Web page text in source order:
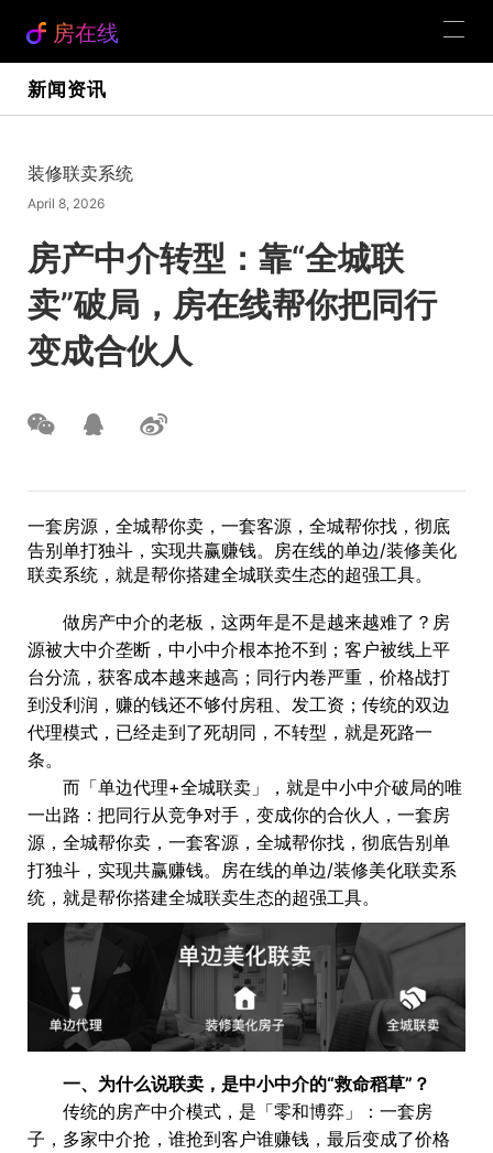
房在线
新闻资讯
装修联卖系统
April 8, 2026
房产中介转型：靠“全城联
卖”破局，房在线帮你把同行
变成合伙人
一套房源，全城帮你卖，一套客源，全城帮你找，彻底
告别单打独斗，实现共赢赚钱。房在线的单边/装修美化
联卖系统，就是帮你搭建全城联卖生态的超强工具。
做房产中介的老板，这两年是不是越来越难了？房
源被大中介垄断，中小中介根本抢不到；客户被线上平
台分流，获客成本越来越高；同行内卷严重，价格战打
到没利润，赚的钱还不够付房租、发工资；传统的双边
代理模式，已经走到了死胡同，不转型，就是死路一
条。
而「单边代理+全城联卖」，就是中小中介破局的唯
一出路：把同行从竞争对手，变成你的合伙人，一套房
源，全城帮你卖，一套客源，全城帮你找，彻底告别单
打独斗，实现共赢赚钱。房在线的单边/装修美化联卖系
统，就是帮你搭建全城联卖生态的超强工具。
一、为什么说联卖，是中小中介的“救命稻草”？
传统的房产中介模式，是「零和博弈」：一套房
子，多家中介抢，谁抢到客户谁赚钱，最后变成了价格